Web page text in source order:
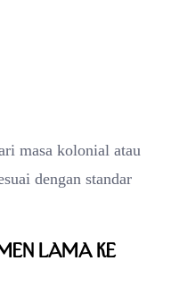
masa kolonial atau
dengan standar
Lama ke